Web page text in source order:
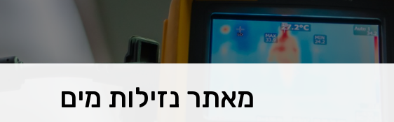
מאתר נזילות מים